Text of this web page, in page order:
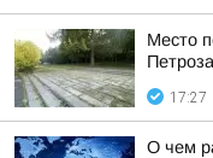
Место
17:27
О чем